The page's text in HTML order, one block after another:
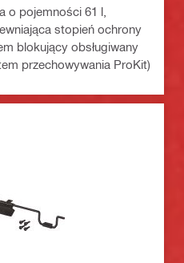
o pojemności 61 l,
stopień ochrony
blokujący obsługiwany
przechowywania ProKit)